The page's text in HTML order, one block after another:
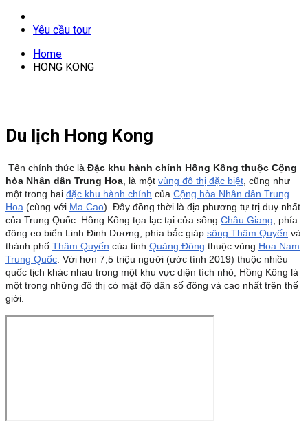
Yêu cầu tour
Home
HONG KONG
Du lịch Hong Kong
Tên chính thức là Đặc khu hành chính Hồng Kông thuộc Cộng
hòa Nhân dân Trung Hoa là một vùng đô thị đặc biệt , cũng như
một trong hai đặc khu hành chính của Cộng hòa Nhân dân Trung
Hoa (cùng với Ma Cao). Đây đồng thời là địa phương tự trị duy nhất
của Trung Quốc. Hồng Kông tọa lạc tại cửa sông Châu Giang , phía
đông eo biển Linh Đinh Dương, phía bắc giáp sông Thâm Quyến và
thành phố Thâm Quyến của tỉnh Quảng Đông thuộc vùng Hoa Nam
Trung Quốc . Với hơn 7,5 triệu người (ước tính 2019) thuộc nhiều
quốc tịch khác nhau trong một khu vực diện tích nhỏ, Hồng Kông là
một trong những đô thị có mật độ dân số đông và cao nhất trên thế
giới.